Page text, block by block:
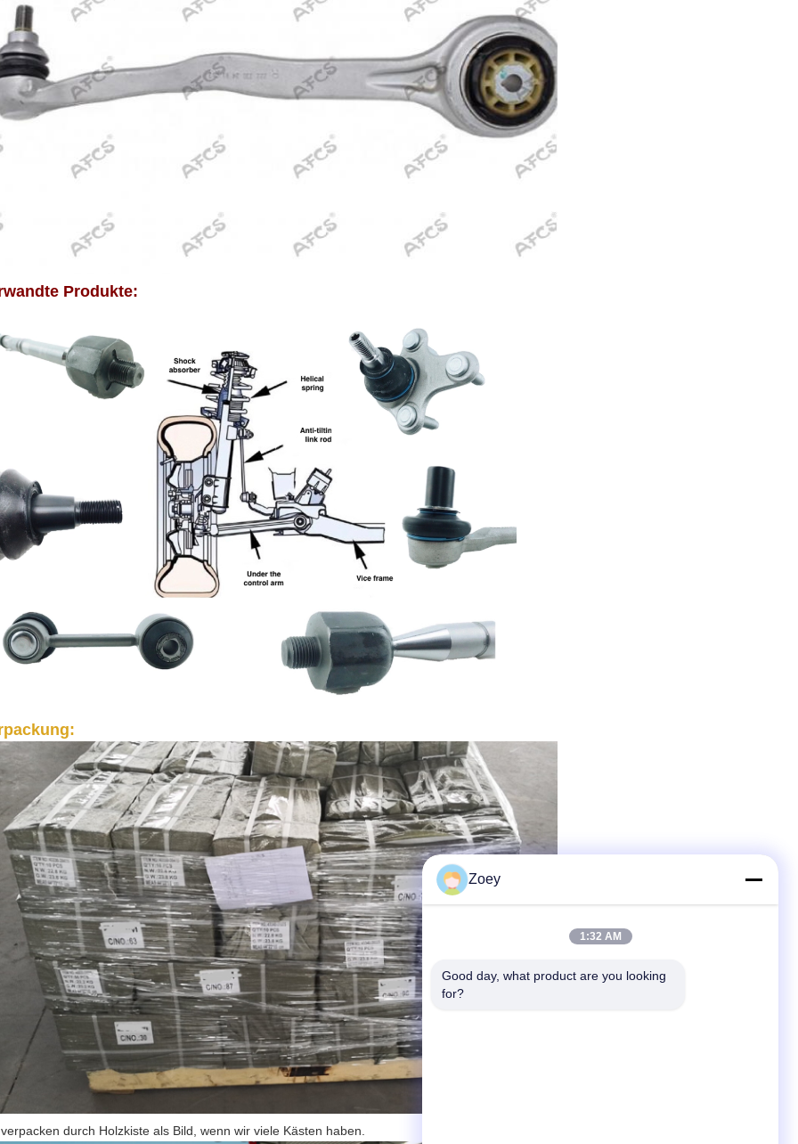
Produkte:
durch Holzkiste als Bild, wenn wir viele Kästen haben.
Zoey
1:32 AM
Good day, what product are you looking
for?